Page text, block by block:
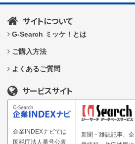
サイトについて
G-Search ミッケ！とは
ご購入方法
よくあるご質問
サービスサイト
企業INDEXナビでは
国税庁法人番号公表
新聞・雑誌記事、企